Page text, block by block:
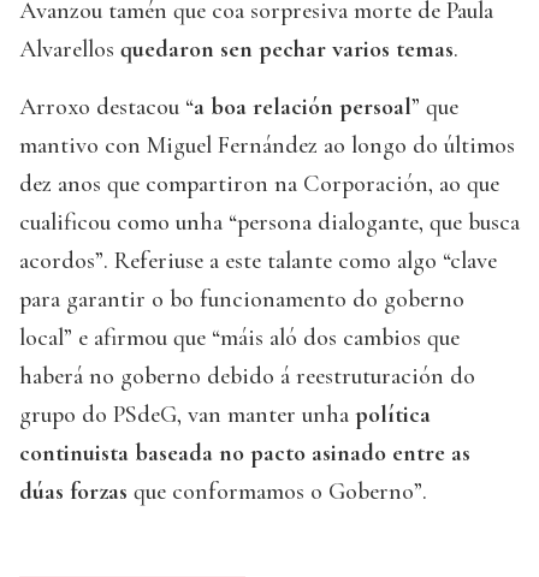
Avanzou tamén que coa sorpresiva morte de Paula
Alvarellos quedaron sen pechar varios temas.
Arroxo destacou “a boa relación persoal” que
mantivo con Miguel Fernández ao longo do últimos
dez anos que compartiron na Corporación, ao que
cualificou como unha “persona dialogante, que busca
acordos”. Referiuse a este talante como algo “clave
para garantir o bo funcionamento do goberno
local” e afirmou que “máis aló dos cambios que
haberá no goberno debido á reestruturación do
grupo do PSdeG, van manter unha política
continuista baseada no pacto asinado entre as
dúas forzas que conformamos o Goberno”.